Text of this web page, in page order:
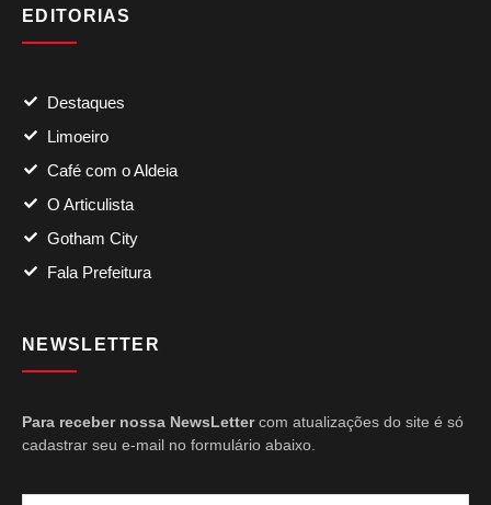
EDITORIAS
Destaques
Limoeiro
Café com o Aldeia
O Articulista
Gotham City
Fala Prefeitura
NEWSLETTER
Para receber nossa NewsLettercom atualizações do site é só
cadastrar seu e-mail no formulário abaixo.